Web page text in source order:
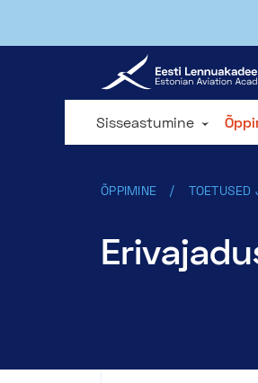
Sisseastumine
ÕPPIMINE TOETUSED